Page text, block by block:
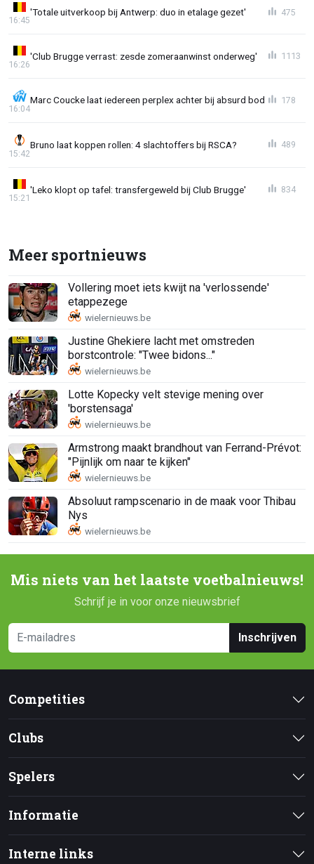
'Totale uitverkoop bij Antwerp: duo in etalage gezet'
16:45
475
'Club Brugge verrast: zesde zomeraanwinst onderweg'
16:26
1113
Marc Coucke laat iedereen perplex achter bij absurd bod
16:04
178
Bruno laat koppen rollen: 4 slachtoffers bij RSCA?
15:42
489
'Leko klopt op tafel: transfergeweld bij Club Brugge'
15:21
834
Meer sportnieuws
Vollering moet iets kwijt na 'verlossende'
etappezege
Justine Ghekiere lacht met omstreden
borstcontrole: "Twee bidons..."
Lotte Kopecky velt stevige mening over
'borstensaga'
Armstrong maakt brandhout van Ferrand-Prévot:
"Pijnlijk om naar te kijken"
Absoluut rampscenario in de maak voor Thibau
Nys
Mis niets van het laatste voetbalnieuws!
Schrijf je in voor onze nieuwsbrief
Inschrijven
Competities
Clubs
Spelers
Informatie
Interne links